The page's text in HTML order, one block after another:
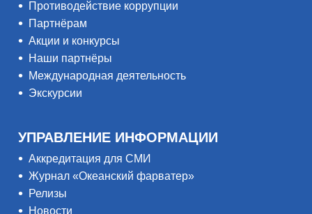
Противодействие коррупции
Партнёрам
Акции и конкурсы
Наши партнёры
Международная деятельность
Экскурсии
УПРАВЛЕНИЕ ИНФОРМАЦИИ
Аккредитация для СМИ
Журнал «Океанский фарватер»
Релизы
Новости